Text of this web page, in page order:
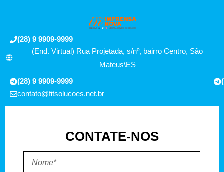
(28) 9 9909-9999
(End. Virtual) Rua Projetada, s/nº, bairro Centro, São
Mateus\ES
(28) 9 9909-9999
contato@fitsolucoes.net.br
CONTATE-NOS